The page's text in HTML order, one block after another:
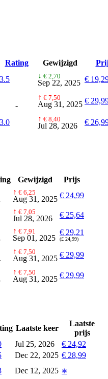
Rating Gewijzigd
3.5 ↓ € 2,70
Sep 22, 2025 €
-
↑ € 7,50
Aug 31, 2025 €
3.0 ↑ € 8,40
Jul 28, 2026
€
Gewijzigd
Prijs
↑ € 6,25
Aug 31, 2025 € 24,99
↑ € 7,05
Jul 28, 2026 € 25,64
↑ € 7,91
Sep 01, 2025
€ 29,21
(£ 24,99)
↑ € 7,50
Aug 31, 2025 € 29,99
↑ € 7,50
Aug 31, 2025 € 29,99
Laatste keer
Laatste
prijs
Jul 25, 2026
€ 24,92
Dec 22, 2025 € 28,99
Dec 12, 2025 ✱